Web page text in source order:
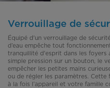
Verrouillage de
Équipé d'un verrouillage de
d’eau empêche tout
tranquillité d'esprit dans les foyers
simple pression sur un bouton, le
empêcher les petites mains
ou de régler les paramètres.
à la fois l’appareil et votre famille